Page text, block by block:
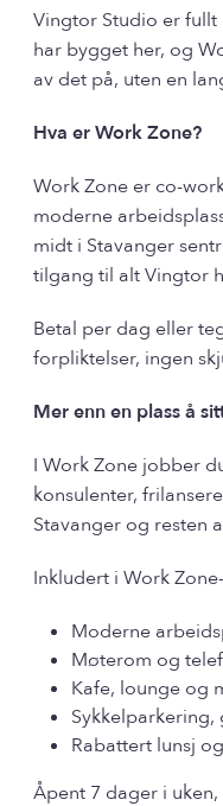
Vingtor Studio er
har bygget her, og
av det på, uten en
Hva er Work Zone?
Work Zone er co-
moderne
midt i Stavanger
tilgang til alt Vingtor
Betal per dag eller
forpliktelser, ingen
Mer enn en plass å
I Work Zone jobber
konsulenter,
Stavanger og resten
Inkludert i Work
Moderne
Møterom og
Kafe, lounge og
Rabattert lunsj
Åpent 7 dager i